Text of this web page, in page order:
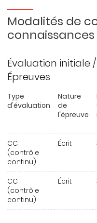
Modalités de
connaissances
Évaluation initiale
Épreuves
Type
d'évaluation
Nature
de
l'épreuve
CC
(contrôle
continu)
Écrit
CC
(contrôle
continu)
Écrit